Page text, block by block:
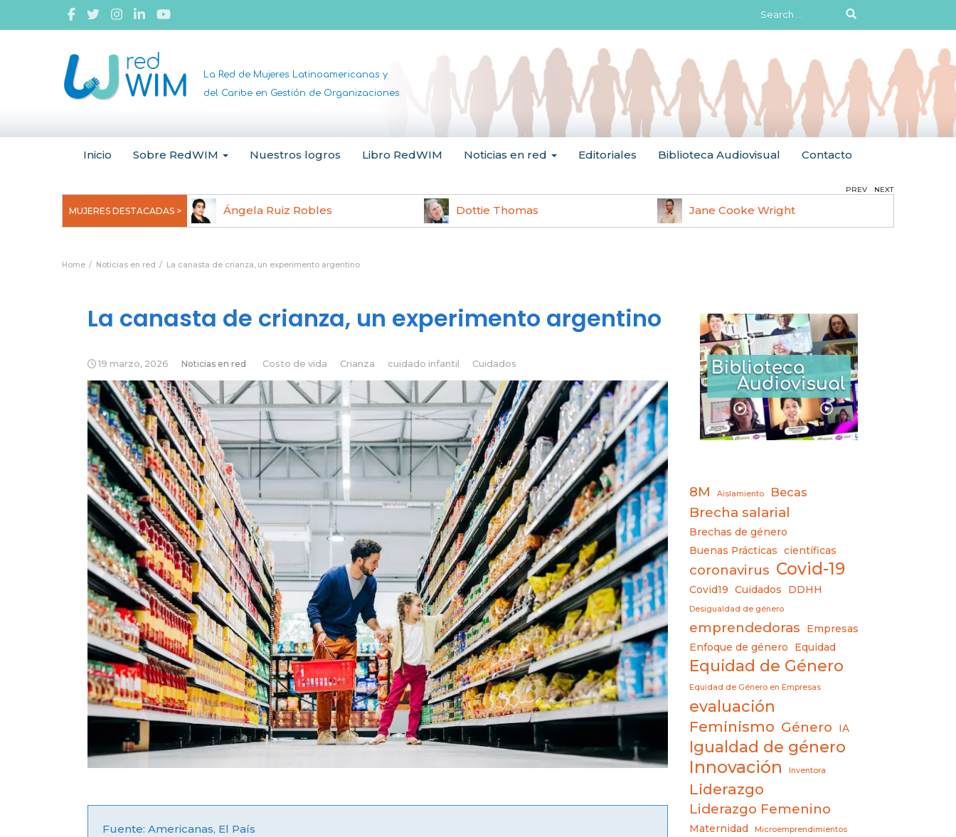
Search
for:
La Red de Mujeres Latinoamericanas y
del Caribe en Gestión de Organizaciones
Inicio Sobre RedWIM Nuestros logros Libro RedWIM Noticias en red Editoriales Biblioteca Audiovisual Contacto
MUJERES DESTACADAS >
Uchegbu, pionera en
Ángela Ruiz Robles Dottie Thomas Jane Cooke Wright
PREV NEXT
Home Noticias en red La canasta de crianza, un experimento argentino
La canasta de crianza, un experimento argentino
19 marzo, 2026 Noticias en red Costo de vida Crianza cuidado infantil Cuidados
Fuente: Americanas, El País
8M Aislamiento Becas
Brecha salarial
Brechas de género
Buenas Prácticas
científicas
coronavirus Covid-19
Covid19 Cuidados DDHH
Desigualdad de género
emprendedoras
Empresas
Enfoque de género
Equidad
Equidad de Género
Equidad de Género en Empresas
evaluación
Feminismo Género IA
Igualdad de género
Innovación Inventora
Liderazgo
Liderazgo Femenino
Maternidad Microemprendimientos